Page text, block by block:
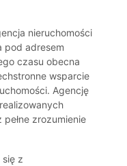
nieruchomości
pod adresem
czasu obecna
wsparcie
Agencję
zrozumienie
się z